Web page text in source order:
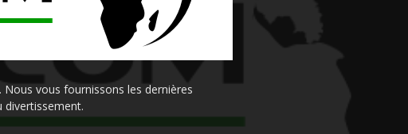
vous fournissons les dernières
divertissement.